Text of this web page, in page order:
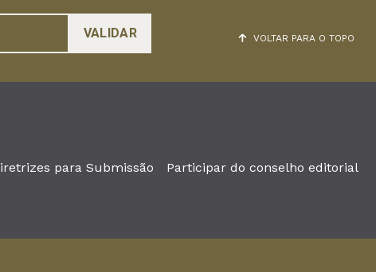
VOLTAR PARA O TOPO
para Submissão Participar do conselho editorial